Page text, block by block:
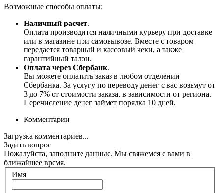
Возможные способы оплаты:
Наличный расчет.
Оплата производится наличными курьеру при доставке
или в магазине при самовывозе. Вместе с товаром
передается товарный и кассовый чеки, а также
гарантийный талон.
Оплата через Сбербанк.
Вы можете оплатить заказ в любом отделении
Сбербанка. За услугу по переводу денег с вас возьмут от
3 до 7% от стоимости заказа, в зависимости от региона.
Перечисление денег займет порядка 10 дней.
Комментарии
Загрузка комментариев...
Задать вопрос
Пожалуйста, заполните данные. Мы свяжемся с вами в
ближайшее время.
Имя